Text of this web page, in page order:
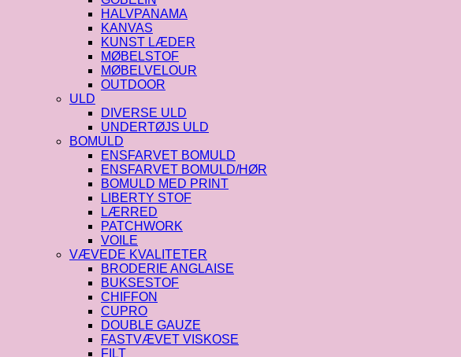
HALVPANAMA
KANVAS
KUNST LÆDER
MØBELSTOF
MØBELVELOUR
OUTDOOR
ULD
DIVERSE ULD
UNDERTØJS ULD
BOMULD
ENSFARVET BOMULD
ENSFARVET BOMULD/HØR
BOMULD MED PRINT
LIBERTY STOF
LÆRRED
PATCHWORK
VOILE
VÆVEDE KVALITETER
BRODERIE ANGLAISE
BUKSESTOF
CHIFFON
CUPRO
DOUBLE GAUZE
FASTVÆVET VISKOSE
FILT